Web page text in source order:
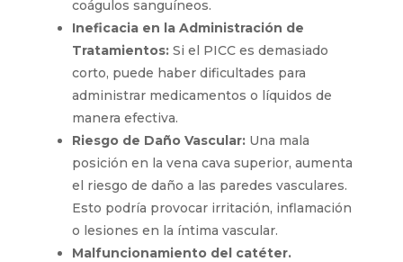
profunda (TVP). Si la punta del catéter no
está correctamente posicionada, puede
aumentar la irritación de las paredes
venosas y favorecer la formación de
coágulos sanguíneos.
Ineficacia en la Administración de
Tratamientos: Si el PICC es demasiado
corto, puede haber dificultades para
administrar medicamentos o líquidos de
manera efectiva.
Riesgo de Daño Vascular:Una mala